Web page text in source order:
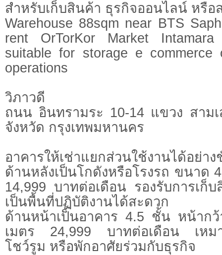
สำหรับเก็บสินค้า ธุรกิจออนไลน์ หรื
Warehouse 88sqm near BTS
rent OrTorKor Market
suitable for storage e commerce
operations
วิภาวดี
ถนน อินทรามระ 10-14 แขวง สาม
จังหวัด กรุงเทพมหานคร
อาคารให้เช่าแยกส่วนใช้งานได้อย่าง
ด้านหลังเป็นโกดังหรือโรงรถ ขนาด
14,999 บาทต่อเดือน รองรับการเก็
เป็นพื้นที่ปฏิบัติงานได้สะดวก
ด้านหน้าเป็นอาคาร 4.5 ชั้น หน้าก
เมตร 24,999 บาทต่อเดือน เหม
โชว์รูม หรือพักอาศัยร่วมกับธุรกิจ